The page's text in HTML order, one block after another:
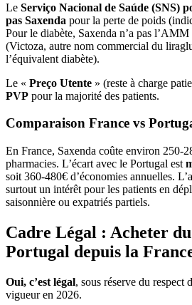
Le Serviço Nacional de Saúde (SNS)
pas Saxenda pour la perte de poids
Pour le diabète, Saxenda n’a pas
(Victoza, autre nom commercial du
l’équivalent diabète).
Le « Preço Utente » (reste à charge
PVP pour la majorité des patients.
Comparaison France vs
En France, Saxenda coûte environ 250-
pharmacies. L’écart avec le Portugal est
soit 360-480€ d’économies annuelles.
surtout un intérêt pour les patients en
saisonnière ou expatriés partiels.
Cadre Légal : Acheter
Portugal depuis la
Oui, c’est légal, sous réserve du respect
vigueur en 2026.